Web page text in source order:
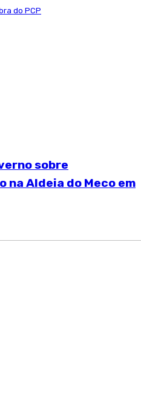
sobre
na Aldeia do Meco em